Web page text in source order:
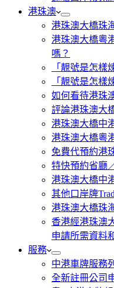
港珠澳
港珠澳大橋珠
港珠澳大橋粵
嗎？
「靚號是怎樣
「靚號是怎樣
如何看待港珠
評論港珠澳大
港珠澳大橋中
港珠澳大橋粵
免費代預約港
特快預約省廳
港珠澳大橋中
其他口岸牌
港珠澳大橋珠
香港經港珠澳
申請所需資料
服務
中港車牌服務
全新註冊公司